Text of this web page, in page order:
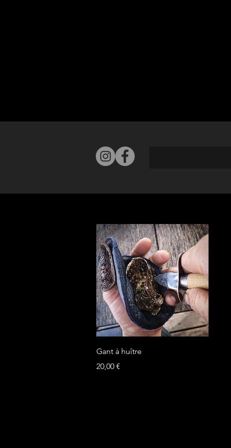
Aperçu rapide
Gant à huître
Prix
20,00 €